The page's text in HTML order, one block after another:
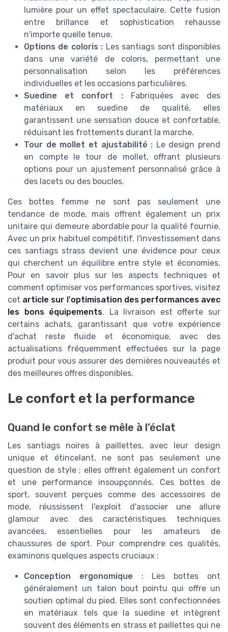
lumière pour un effet spectaculaire. Cette fusion
entre brillance et sophistication rehausse
n'importe quelle tenue.
Options de coloris : Les santiags sont disponibles
dans une variété de coloris, permettant une
personnalisation selon les préférences
individuelles et les occasions particulières.
Suedine et confort :
Fabriquées avec des
matériaux en suedine de qualité, elles
garantissent une sensation douce et confortable,
réduisant les frottements durant la marche.
Tour de mollet et ajustabilité : Le design prend
en compte le tour de mollet, offrant plusieurs
options pour un ajustement personnalisé grâce à
des lacets ou des boucles.
Ces bottes femme ne sont pas seulement une
tendance de mode, mais offrent également un prix
unitaire qui demeure abordable pour la qualité fournie.
Avec un prix habituel compétitif, l'investissement dans
ces santiags strass devient une évidence pour ceux
qui cherchent un équilibre entre style et économies.
Pour en savoir plus sur les aspects techniques et
comment optimiser vos performances sportives, visitez
cet article sur l'optimisation des performances avec
les bons équipements. La livraison est offerte sur
certains achats, garantissant que votre expérience
d'achat reste fluide et économique, avec des
actualisations fréquemment effectuées sur la page
produit pour vous assurer des dernières nouveautés et
des meilleures offres disponibles.
Le confort et la performance
Quand le confort se mêle à l’éclat
Les santiags noires à paillettes, avec leur design
unique et étincelant, ne sont pas seulement une
question de style ; elles offrent également un confort
et une performance insoupçonnés. Ces bottes de
sport, souvent perçues comme des accessoires de
mode, réussissent l'exploit d'associer une allure
glamour avec des caractéristiques techniques
avancées, essentielles pour les amateurs de
chaussures de sport. Pour comprendre ces qualités,
examinons quelques aspects cruciaux :
Conception ergonomique : Les bottes ont
généralement un talon bout pointu qui offre un
soutien optimal du pied. Elles sont confectionnées
en matériaux tels que la suedine et intègrent
souvent des éléments en strass et paillettes qui ne